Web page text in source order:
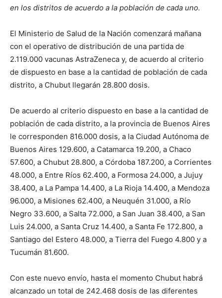
en los distritos de acuerdo a la población de cada uno.
El Ministerio de Salud de la Nación comenzará mañana
con el operativo de distribución de una partida de
2.119.000 vacunas AstraZeneca y, de acuerdo al criterio
de dispuesto en base a la cantidad de población de cada
distrito, a Chubut llegarán 28.800 dosis.
De acuerdo al criterio dispuesto en base a la cantidad de
población de cada distrito, a la provincia de Buenos Aires
le corresponden 816.000 dosis, a la Ciudad Autónoma de
Buenos Aires 129.600, a Catamarca 19.200, a Chaco
57.600, a Chubut 28.800, a Córdoba 187.200, a Corrientes
48.000, a Entre Ríos 62.400, a Formosa 24.000, a Jujuy
38.400, a La Pampa 14.400, a La Rioja 14.400, a Mendoza
96.000, a Misiones 62.400, a Neuquén 31.000, a Río
Negro 33.600, a Salta 72.000, a San Juan 38.400, a San
Luis 24.000, a Santa Cruz 14.400, a Santa Fe 172.800, a
Santiago del Estero 48.000, a Tierra del Fuego 4.800 y a
Tucumán 81.600.
Con este nuevo envío, hasta el momento Chubut habrá
alcanzado un total de 242.468 dosis de las diferentes